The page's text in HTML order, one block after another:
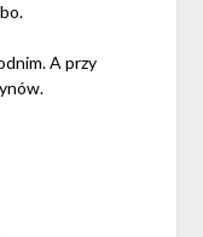
A przy